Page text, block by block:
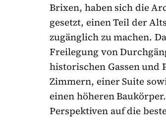
Brixen, haben sich die
gesetzt, einen Teil der
zugänglich zu machen.
Freilegung von
historischen Gassen und
Zimmern, einer Suite
einen höheren
Perspektiven auf die